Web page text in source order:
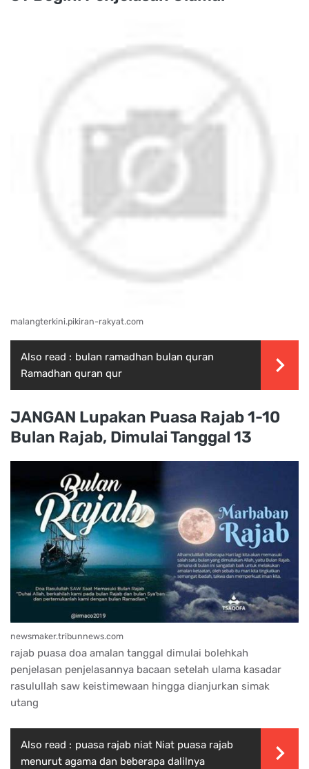
malangterkini.pikiran-rakyat.com
Also read : bulan ramadhan bulan quran
Ramadhan quran qur
JANGAN Lupakan Puasa Rajab 1-10
Bulan Rajab, Dimulai Tanggal 13
newsmaker.tribunnews.com
rajab puasa doa amalan tanggal dimulai bolehkah
penjelasan penjelasannya bacaan setelah ulama kasadar
rasulullah saw keistimewaan hingga dianjurkan simak
utang
Also read : puasa rajab niat Niat puasa rajab
menurut agama dan beberapa dalilnya